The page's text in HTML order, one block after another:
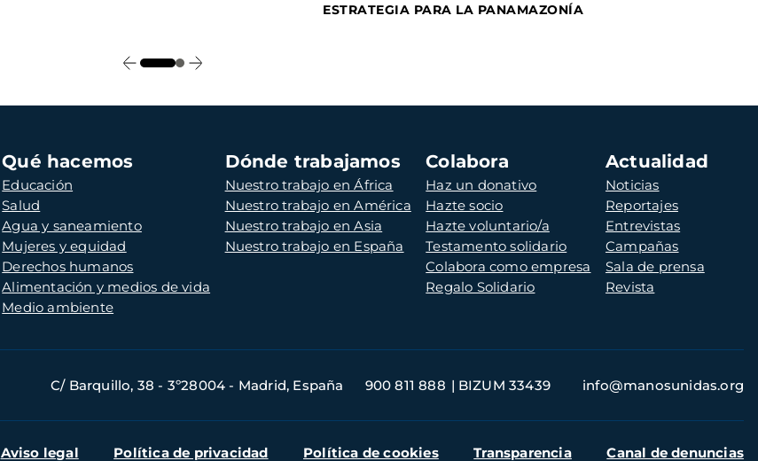
ESTRATEGIA PARA LA PANAMAZONÍA
Qué hacemos
Educación
Salud
Agua y saneamiento
Mujeres y equidad
Derechos humanos
Alimentación y medios de vida
Medio ambiente
Dónde trabajamos
Nuestro trabajo en África
Nuestro trabajo en América
Nuestro trabajo en Asia
Nuestro trabajo en España
Colabora
Haz un donativo
Hazte socio
Hazte voluntario/a
Testamento solidario
Colabora como empresa
Regalo Solidario
Actualidad
Noticias
Reportajes
Entrevistas
Campañas
Sala de prensa
Revista
C/ Barquillo, 38 - 3º28004 - Madrid, España 900 811 888 BIZUM 33439 info@manosunidas.org
Aviso legal Política de privacidad Política de cookies Transparencia Canal de denuncias